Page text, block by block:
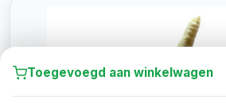
Toegevoegd aan winkelwagen